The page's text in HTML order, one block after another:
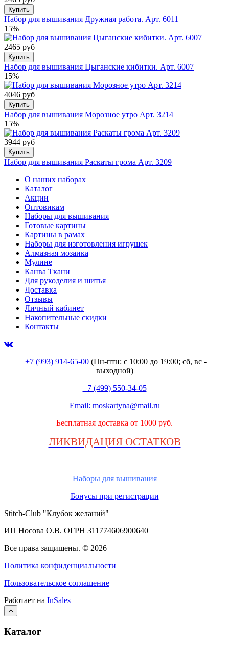
Купить
Набор для вышивания Дружная работа. Арт. 6011
15%
2465 руб
Купить
Набор для вышивания Цыганские кибитки. Арт. 6007
15%
4046 руб
Купить
Набор для вышивания Морозное утро Арт. 3214
15%
3944 руб
Купить
Набор для вышивания Раскаты грома Арт. 3209
О наших наборах
Каталог
Акции
Оптовикам
Наборы для вышивания
Готовые картины
Картины в рамах
Наборы для изготовления игрушек
Алмазная мозаика
Мулине
Канва Ткани
Для рукоделия и шитья
Доставка
Отзывы
Личный кабинет
Накопительные скидки
Контакты
+7 (993) 914-65-00 (Пн-птн: с10:00 до 19:00; сб, вс -
выходной)
+7 (499) 550-34-05
Email: moskartyna@mail.ru
Бесплатная доставка от 1000 руб.
ЛИКВИДАЦИЯ ОСТАТКОВ
Наборы для вышивания
Бонусы при регистрации
Stitch-Club "Клубок желаний"
ИП Носова О.В. ОГРН 311774606900640
Все права защищены. © 2026
Политика конфиденциальности
Пользовательское соглашение
Работает на InSales
Каталог